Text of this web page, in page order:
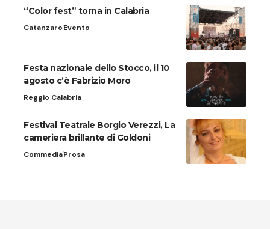
“Color fest” torna in Calabria
CatanzaroEvento
Festa nazionale dello Stocco, il 10
agosto c’è Fabrizio Moro
Reggio Calabria
Festival Teatrale Borgio Verezzi, La
cameriera brillante di Goldoni
CommediaProsa